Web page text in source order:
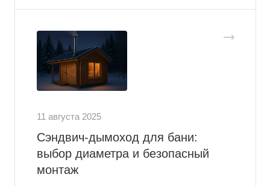
11 августа 2025
Сэндвич-дымоход для бани:
выбор диаметра и безопасный
монтаж